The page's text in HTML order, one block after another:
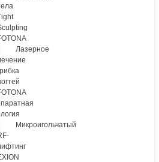
Лазерное
Микроигольчатый